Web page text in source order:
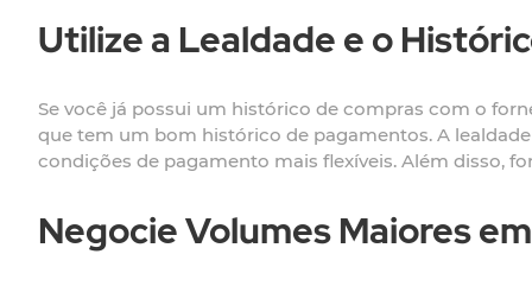
Utilize a Lealdade e o
Se você já possui um histórico de compras com o
que tem um bom histórico de pagamentos. A
condições de pagamento mais flexíveis. Além disso,
Negocie Volumes Maiores